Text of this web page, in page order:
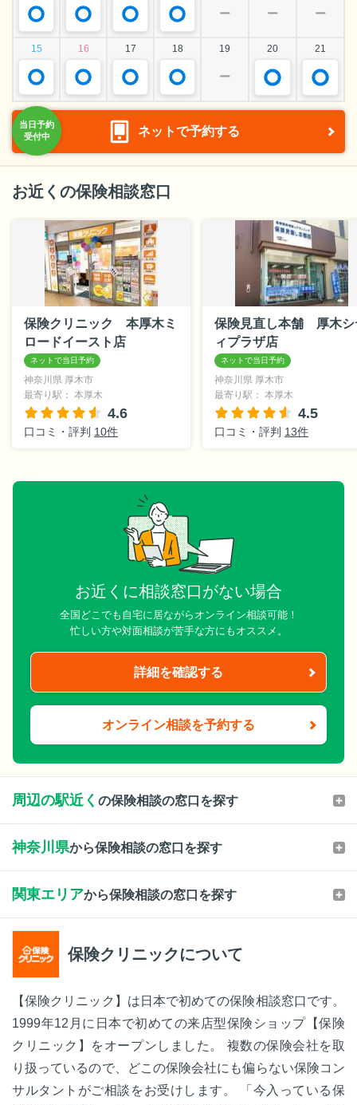
ー ー ー
15 16 17 18 19 20 21
ー
ネットで予約する
お近くの保険相談窓口
保険クリニック 本厚木ミ
ロードイースト店
神奈川県 厚木市
最寄り駅： 本厚木
4.6
口コミ・評判 10件
保険見直し本舗 厚木シ
ィプラザ店
神奈川県 厚木市
最寄り駅： 本厚木
4.5
口コミ・評判 13件
お近くに相談窓口がない場合
全国どこでも自宅に居ながらオンライン相談可能！
忙しい方や対面相談が苦手な方にもオススメ。
詳細を確認する
オンライン相談を予約する
周辺の駅近く の保険相談の窓口を探す
神奈川県から保険相談の窓口を探す
関東エリアから保険相談の窓口を探す
保険クリニックについて
【保険クリニック】は日本で初めての保険相談窓口です。
1999年12月に日本で初めての来店型保険ショップ【保険
クリニック】をオープンしました。 複数の保険会社を取
り扱っているので、どこの保険会社にも偏らない保険コン
サルタントがご相談をお受けします。 「今入っている保